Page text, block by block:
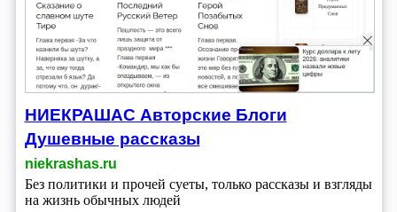
НИЕКРАШАС Авторские Блоги
Душевные рассказы
niekrashas.ru
Без политики и прочей суеты, только рассказы и взгляды
на жизнь обычных людей